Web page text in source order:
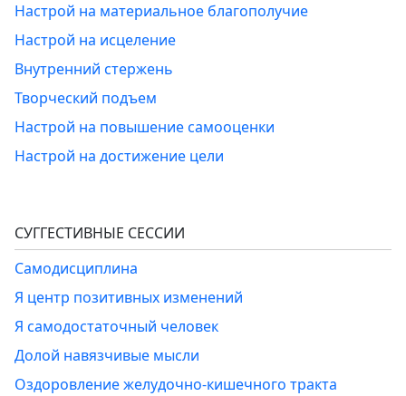
Настрой на материальное благополучие
Настрой на исцеление
Внутренний стержень
Творческий подъем
Настрой на повышение самооценки
Настрой на достижение цели
СУГГЕСТИВНЫЕ СЕССИИ
Самодисциплина
Я центр позитивных изменений
Я самодостаточный человек
Долой навязчивые мысли
Оздоровление желудочно-кишечного тракта